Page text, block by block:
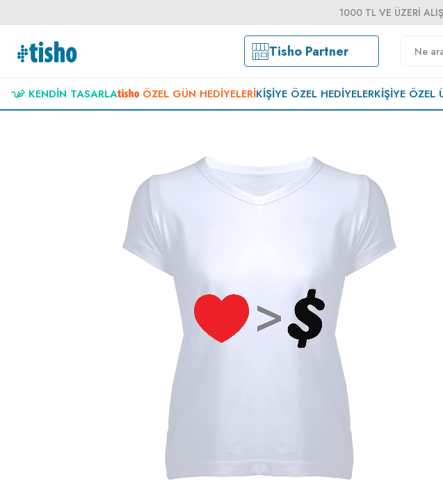
1000 TL VE ÜZERI
Tisho Partner
KENDIN TASARLA ÖZEL GÜN HEDIYELERIKIŞIYE ÖZEL HEDIYELERKIŞIYE ÖZEL